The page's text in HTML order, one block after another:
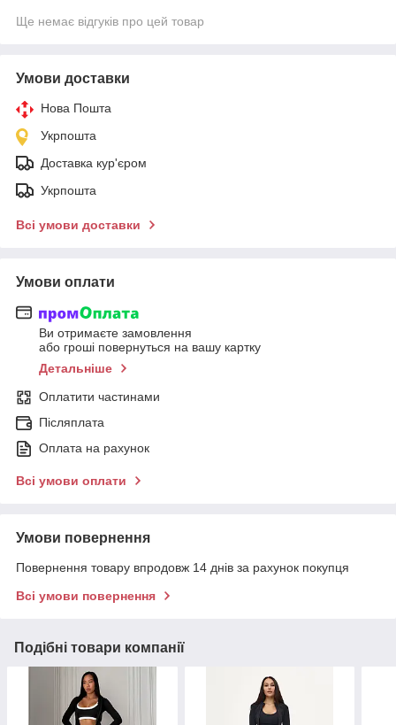
Ще немає відгуків про цей товар
Умови доставки
Нова Пошта
Укрпошта
Доставка кур'єром
Укрпошта
Всі умови доставки
Умови оплати
Ви отримаєте замовлення
або гроші повернуться на вашу картку
Детальніше
Оплатити частинами
Післяплата
Оплата на рахунок
Всі умови оплати
Умови повернення
Повернення товару впродовж 14 днів за рахунок покупця
Всі умови повернення
Подібні товари компанії